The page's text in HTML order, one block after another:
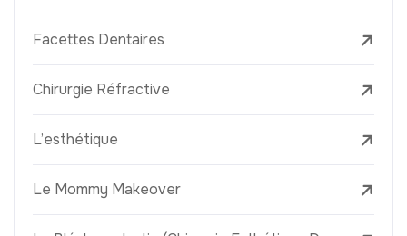
Facettes Dentaires
Chirurgie Réfractive
L’esthétique
Le Mommy Makeover